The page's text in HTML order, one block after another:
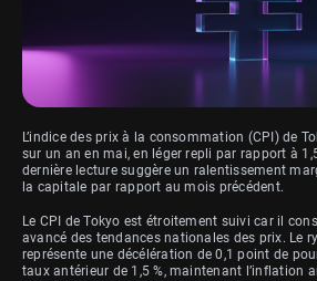
L’indice des prix à la consommation (CPI) de
sur un an en mai, en léger repli par rapport à
dernière lecture suggère un ralentissement
la capitale par rapport au mois précédent.
Le CPI de Tokyo est étroitement suivi car il
avancé des tendances nationales des prix. Le
représente une décélération de 0,1 point de
taux antérieur de 1,5 %, maintenant l’inflation